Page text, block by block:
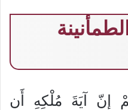
إِنّ آيَةَ مُلْكِهِ أَن